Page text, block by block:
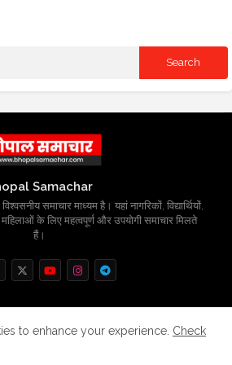
Samachar
समाचार माध्यम है। यहां नागरिकों, विद्यार्थियों,
महिलाओं के लिए महत्वपूर्ण और उपयोगी समाचार मिलते
हैं।
Contact us
Privacy Policy
to enhance your experience. Check